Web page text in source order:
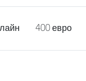
400 евро